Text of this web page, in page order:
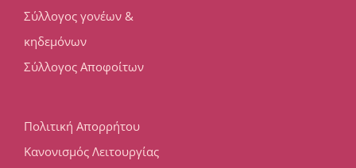
Σύλλογος γονέων &
κηδεμόνων
Σύλλογος Αποφοίτων
Πολιτική Απορρήτου
Κανονισμός Λειτουργίας